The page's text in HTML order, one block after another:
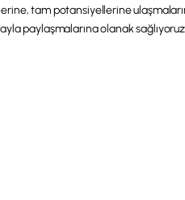
tam potansiyellerine
paylaşmalarına olanak